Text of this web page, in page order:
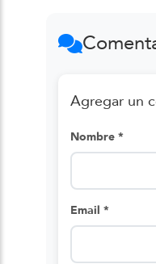
Agregar un
Nombre *
Email *